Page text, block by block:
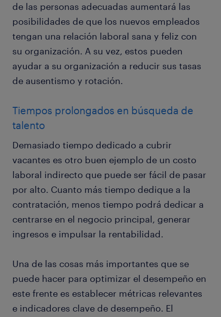
de las personas adecuadas aumentará las
posibilidades de que los nuevos empleados
tengan una relación laboral sana y feliz con
su organización. A su vez, estos pueden
ayudar a su organización a reducir sus tasas
de ausentismo y rotación.
Tiempos prolongados en búsqueda de
talento
Demasiado tiempo dedicado a cubrir
vacantes es otro buen ejemplo de un costo
laboral indirecto que puede ser fácil de pasar
por alto. Cuanto más tiempo dedique a la
contratación, menos tiempo podrá dedicar a
centrarse en el negocio principal, generar
ingresos e impulsar la rentabilidad.
Una de las cosas más importantes que se
puede hacer para optimizar el desempeño en
este frente es establecer métricas relevantes
e indicadores clave de desempeño. El